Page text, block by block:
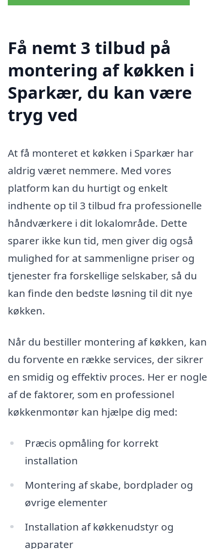
Få nemt 3 tilbud på
montering af køkken i
Sparkær, du kan være
tryg ved
At få monteret et køkken i Sparkær har
aldrig været nemmere. Med vores
platform kan du hurtigt og enkelt
indhente op til 3 tilbud fra professionelle
håndværkere i dit lokalområde. Dette
sparer ikke kun tid, men giver dig også
mulighed for at sammenligne priser og
tjenester fra forskellige selskaber, så du
kan finde den bedste løsning til dit nye
køkken.
Når du bestiller montering af køkken, kan
du forvente en række services, der sikrer
en smidig og effektiv proces. Her er nogle
af de faktorer, som en professionel
køkkenmontør kan hjælpe dig med:
Præcis opmåling for korrekt
installation
Montering af skabe, bordplader og
øvrige elementer
Installation af køkkenudstyr og
apparater